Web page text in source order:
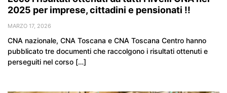
2025 per imprese, cittadini e pensionati !!
MARZO 17, 2026
CNA nazionale, CNA Toscana e CNA Toscana Centro hanno
pubblicato tre documenti che raccolgono i risultati ottenuti e
perseguiti nel corso […]